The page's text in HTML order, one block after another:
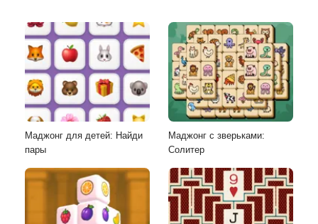
Маджонг для детей: Найди
пары
Маджонг с зверьками:
Солитер